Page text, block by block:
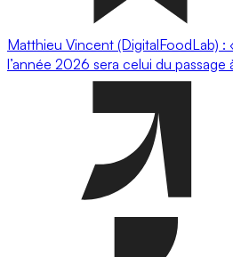
Matthieu Vincent (DigitalFoodLab) :
l’année 2026 sera celui du passage